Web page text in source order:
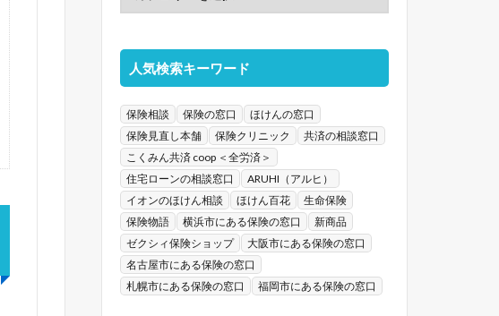
人気検索キーワード
保険相談 保険の窓口
ほけんの窓口
保険見直し本舗
保険クリニック
共済の相談窓口
こくみん共済 coop ＜全労済＞
住宅ローンの相談窓口
ARUHI（アルヒ）
イオンのほけん相談
ほけん百花
生命保険
保険物語
横浜市にある保険の窓口
新商品
ゼクシィ保険ショップ
大阪市にある保険の窓口
名古屋市にある保険の窓口
札幌市にある保険の窓口
福岡市にある保険の窓口